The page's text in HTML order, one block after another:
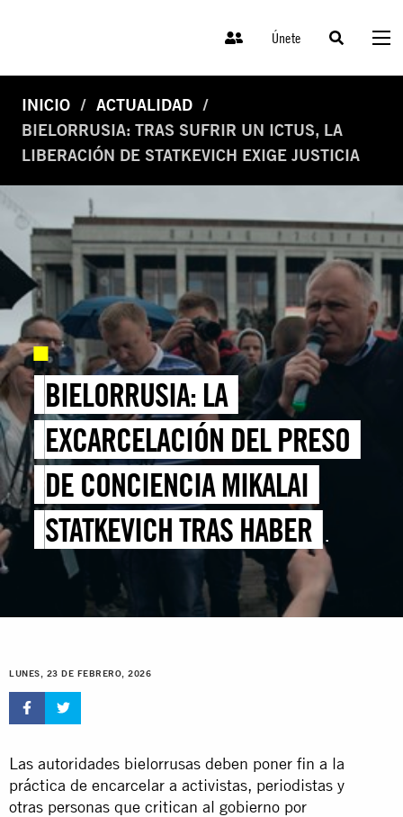
Únete
INICIO
ACTUALIDAD
BIELORRUSIA: TRAS SUFRIR UN ICTUS, LA
LIBERACIÓN DE STATKEVICH EXIGE JUSTICIA
BIELORRUSIA: LA
EXCARCELACIÓN DEL PRESO
DE CONCIENCIA MIKALAI
STATKEVICH TRAS HABER
SUFRIDO UN ICTUS PONE DE
RELIEVE LA NECESIDAD DE
JUSTICIA POR LAS
VIOLACIONES DE DERECHOS
HUMANOS
LUNES, 23 DE FEBRERO, 2026
Las autoridades bielorrusas deben poner fin a la
práctica de encarcelar a activistas, periodistas y
otras personas que critican al gobierno por